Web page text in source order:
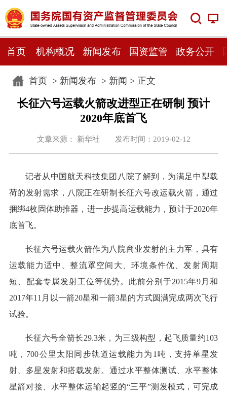
首页 机构概况 新闻发布 国资监管 政务公开
首页> 新闻发布> 新闻 > 正文
长征六号运载火箭改进型正在研制 预计
2020年底首飞
文章来源： 新华社 发布时间：2019-02-12
记者从中国航天科技集团八院了解到，为满足中型载
荷的发射需求，八院正在研制长征六号改运载火箭，通过
捆绑4枚固体助推器，进一步提高运载能力，预计于2020年
底首飞。
长征六号运载火箭作为八院商业发射的主力军，具有
运载能力适中、整流罩空间大、环境条件优、发射周期
短、配套专属发射工位等优势。此前分别于2015年9月和
2017年11月以一箭20星和一箭3星的方式圆满完成两次飞行
试验。
长征六号全箭长29.3米，为三级构型，起飞质量约103
吨，700公里太阳同步轨道运载能力为1吨，支持单星发
射、多星发射和搭载发射。通过水平整体测试、水平整体
星箭对接、水平整体运输起竖的“三平”测发模式，可完成